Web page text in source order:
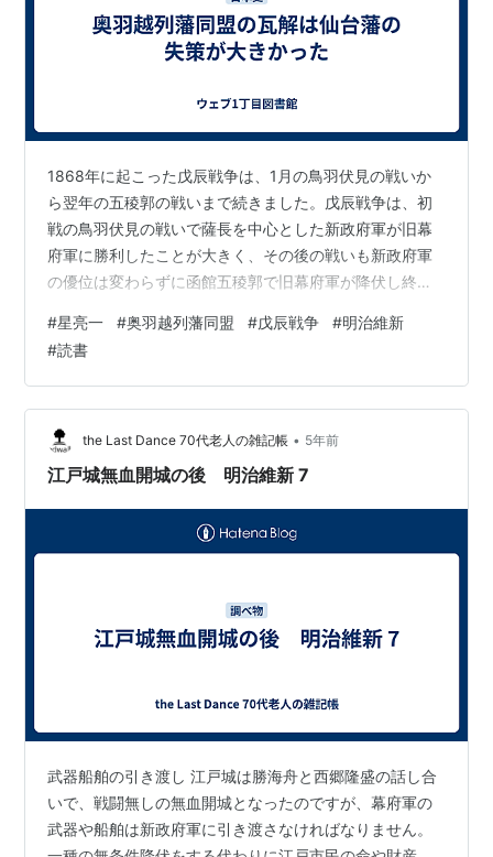
1868年に起こった戊辰戦争は、1月の鳥羽伏見の戦いか
ら翌年の五稜郭の戦いまで続きました。戊辰戦争は、初
戦の鳥羽伏見の戦いで薩長を中心とした新政府軍が旧幕
府軍に勝利したことが大きく、その後の戦いも新政府軍
の優位は変わらずに函館五稜郭で旧幕府軍が降伏し終わ
藩が薩長とは別の政府を作ることを考え出します。そし
て、この時に東北諸藩が協力し合うことを約束したのが
奥羽越列藩同盟です。東北諸藩が団結すると大きな勢力
となったため、薩長中心の新政府に十分対抗できる要素
を持っていました。しかし、両者の戦いは薩長に軍配が
上がり、明治以降の東北諸藩は「白河以北一山百分…
#星亮一 #奥羽越列藩同盟 #戊辰戦争 #明治維新
#読書
the Last Dance 70代老人の雑記帳 • 5年前
江戸城無血開城の後 明治維新 7
武器船舶の引き渡し 江戸城は勝海舟と西郷隆盛の話し合
いで、戦闘無しの無血開城となったのですが、幕府軍の
武器や船舶は新政府軍に引き渡さなければなりません。